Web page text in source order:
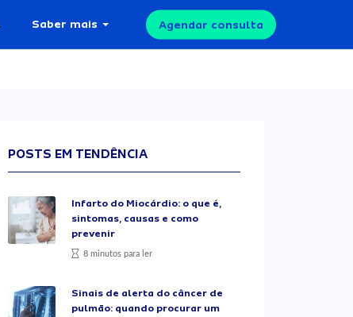
Saber mais Agendar consulta
POSTS EM TENDÊNCIA
Infarto do Miocárdio: o que é,
sintomas, causas e como
prevenir
8 minutos para ler
Sinais de alerta do câncer de
pulmão: quando procurar um